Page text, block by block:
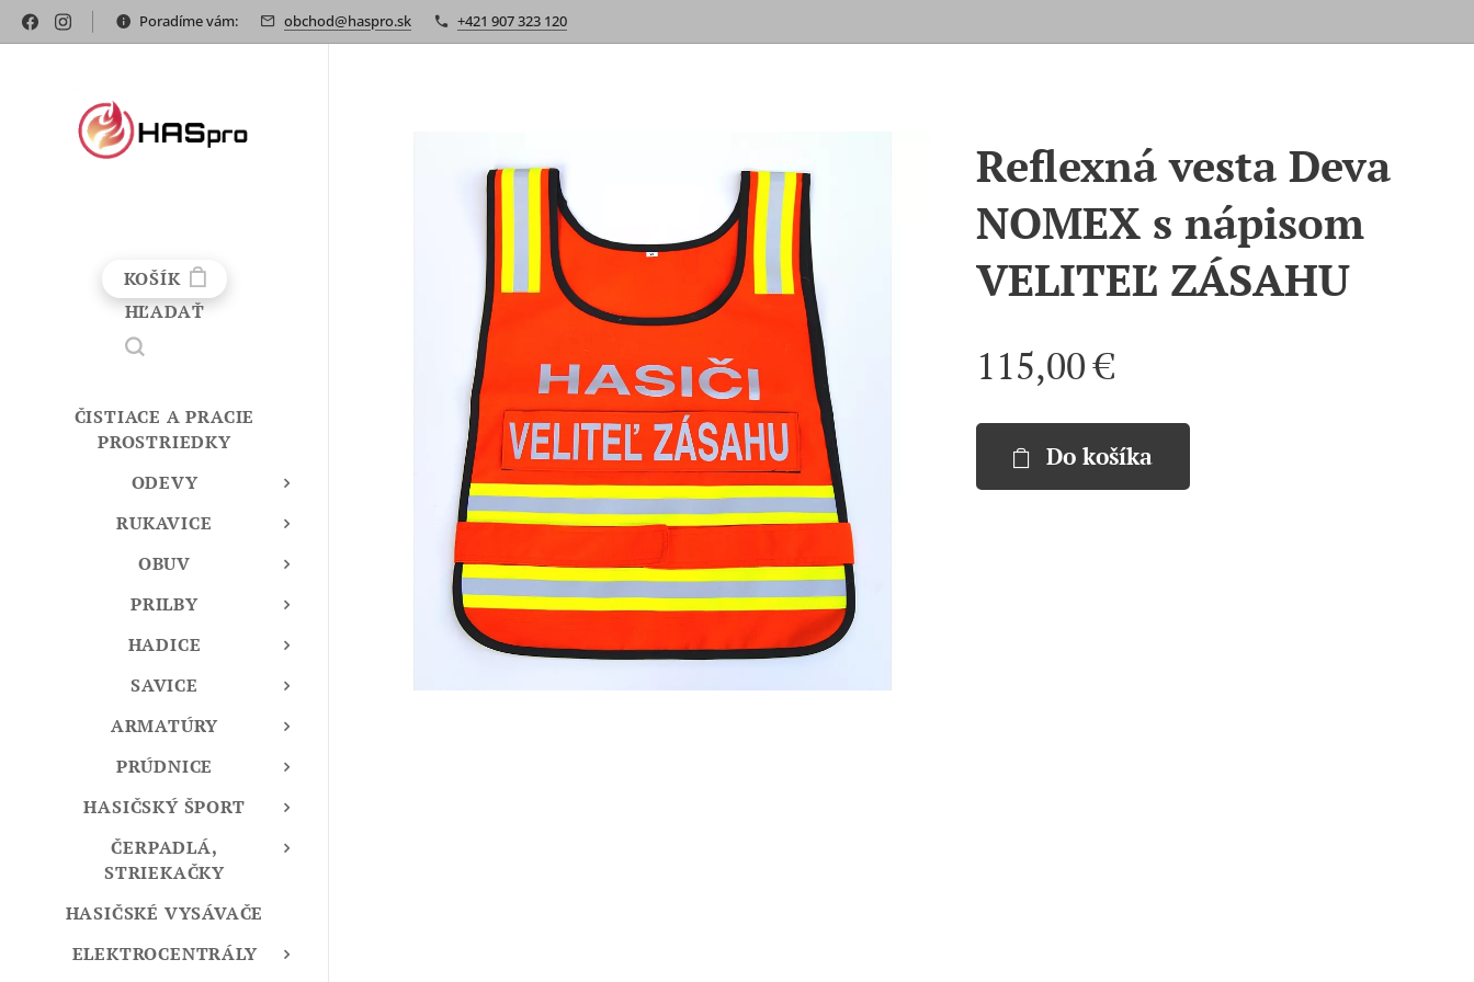
Poradíme vám: obchod@haspro.sk +421 907 323 120
KOŠÍK
HĽADAŤ
ČISTIACE A PRACIE
PROSTRIEDKY
ODEVY
RUKAVICE
OBUV
PRILBY
HADICE
SAVICE
ARMATÚRY
PRÚDNICE
HASIČSKÝ ŠPORT
ČERPADLÁ,
STRIEKAČKY
HASIČSKÉ VYSÁVAČE
ELEKTROCENTRÁLY
Reflexná vesta Deva
NOMEX s nápisom
VELITEĽ ZÁSAHU
115,00€
Do košíka